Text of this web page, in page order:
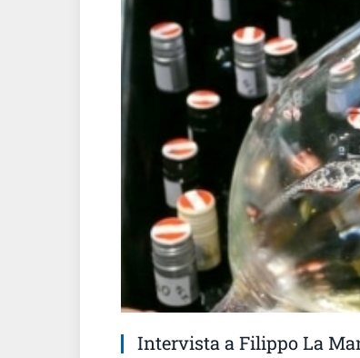
Intervista a Filippo La